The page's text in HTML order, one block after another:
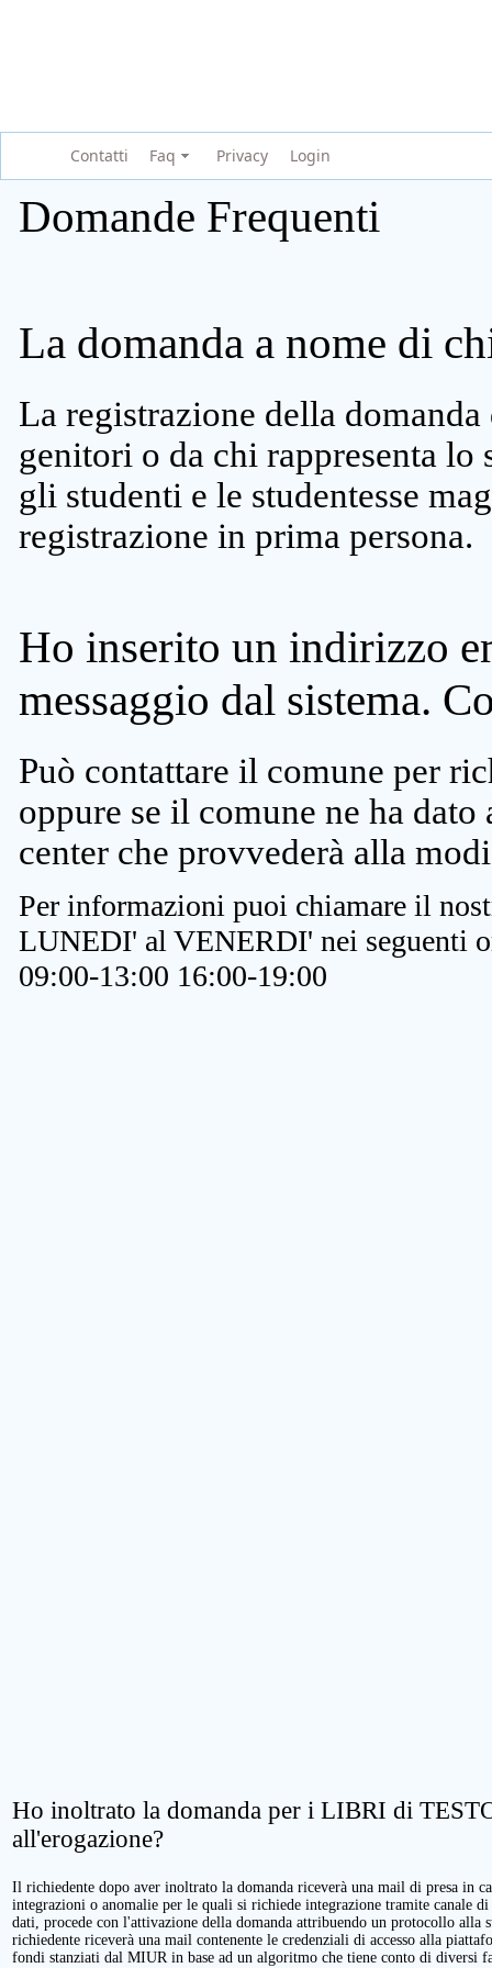
Contatti Faq Privacy Login
Domande Frequenti
La domanda a nome di
La registrazione della
genitori o da chi rappresenta lo
gli studenti e le studentesse
registrazione in prima persona.
Ho inserito un indirizzo
messaggio dal sistema.
Può contattare il comune per
oppure se il comune ne ha
center che provvederà alla
Per informazioni puoi chiamare il
LUNEDI' al VENERDI' nei seguenti
09:00-13:00 16:00-19:00
Ho inoltrato la domanda per i LIBRI di
all'erogazione?
Il richiedente dopo aver inoltrato la domanda riceverà una mail di presa in
integrazioni o anomalie per le quali si richiede integrazione tramite canale
dati, procede con l'attivazione della domanda attribuendo un protocollo alla
richiedente riceverà una mail contenente le credenziali di accesso alla
fondi stanziati dal MIUR in base ad un algoritmo che tiene conto di diversi